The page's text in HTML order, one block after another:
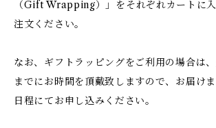
（Gift Wrapping）」をそれぞれカートに
注文ください。
なお、ギフトラッピングをご利用の場合は
までにお時間を頂戴致しますので、お届け
日程にてお申し込みください。